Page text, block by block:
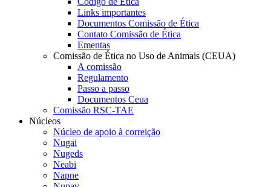
Links importantes
Documentos Comissão de Ética
Contato Comissão de Ética
Ementas
Comissão de Ética no Uso de Animais (CEUA)
A comissão
Regulamento
Passo a passo
Documentos Ceua
Comissão RSC-TAE
Núcleos
Núcleo de apoio à correição
Nugai
Nugeds
Neabi
Napne